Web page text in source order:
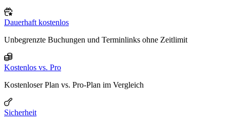
Dauerhaft kostenlos
Unbegrenzte Buchungen und Terminlinks ohne Zeitlimit
Kostenlos vs. Pro
Kostenloser Plan vs. Pro-Plan im Vergleich
Sicherheit